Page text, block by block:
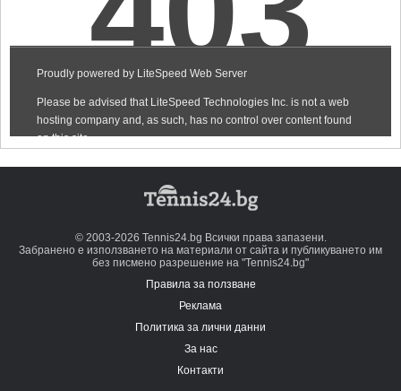
© 2003-2026 Tennis24.bg Всички права запазени.
Забранено е използването на материали от сайта и публикуването им
без писмено разрешение на "Tennis24.bg"
Правила за ползване
Реклама
Политика за лични данни
За нас
Контакти